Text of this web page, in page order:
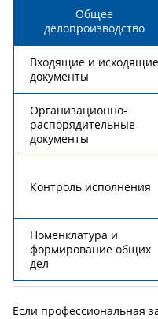
Общее
делопроизводство
Входящие и исходящие
документы
Организационно-
распорядительные
документы
Контроль исполнения
Номенклатура и
формирование общих
дел
Если профессиональная